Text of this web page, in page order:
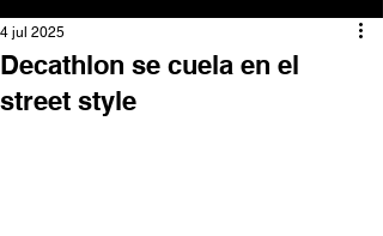
Decathlon se cuela en el
street style
4 jul 2025